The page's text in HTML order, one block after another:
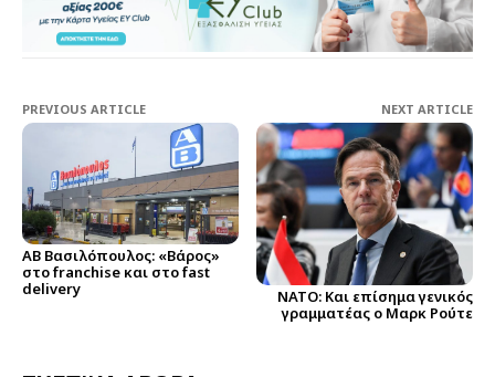
PREVIOUS ARTICLE
ΑΒ Βασιλόπουλος: «Βάρος»
στο franchise και στο fast
delivery
NEXT ARTICLE
ΝΑΤΟ: Και επίσημα γενικός
γραμματέας ο Μαρκ Ρούτε